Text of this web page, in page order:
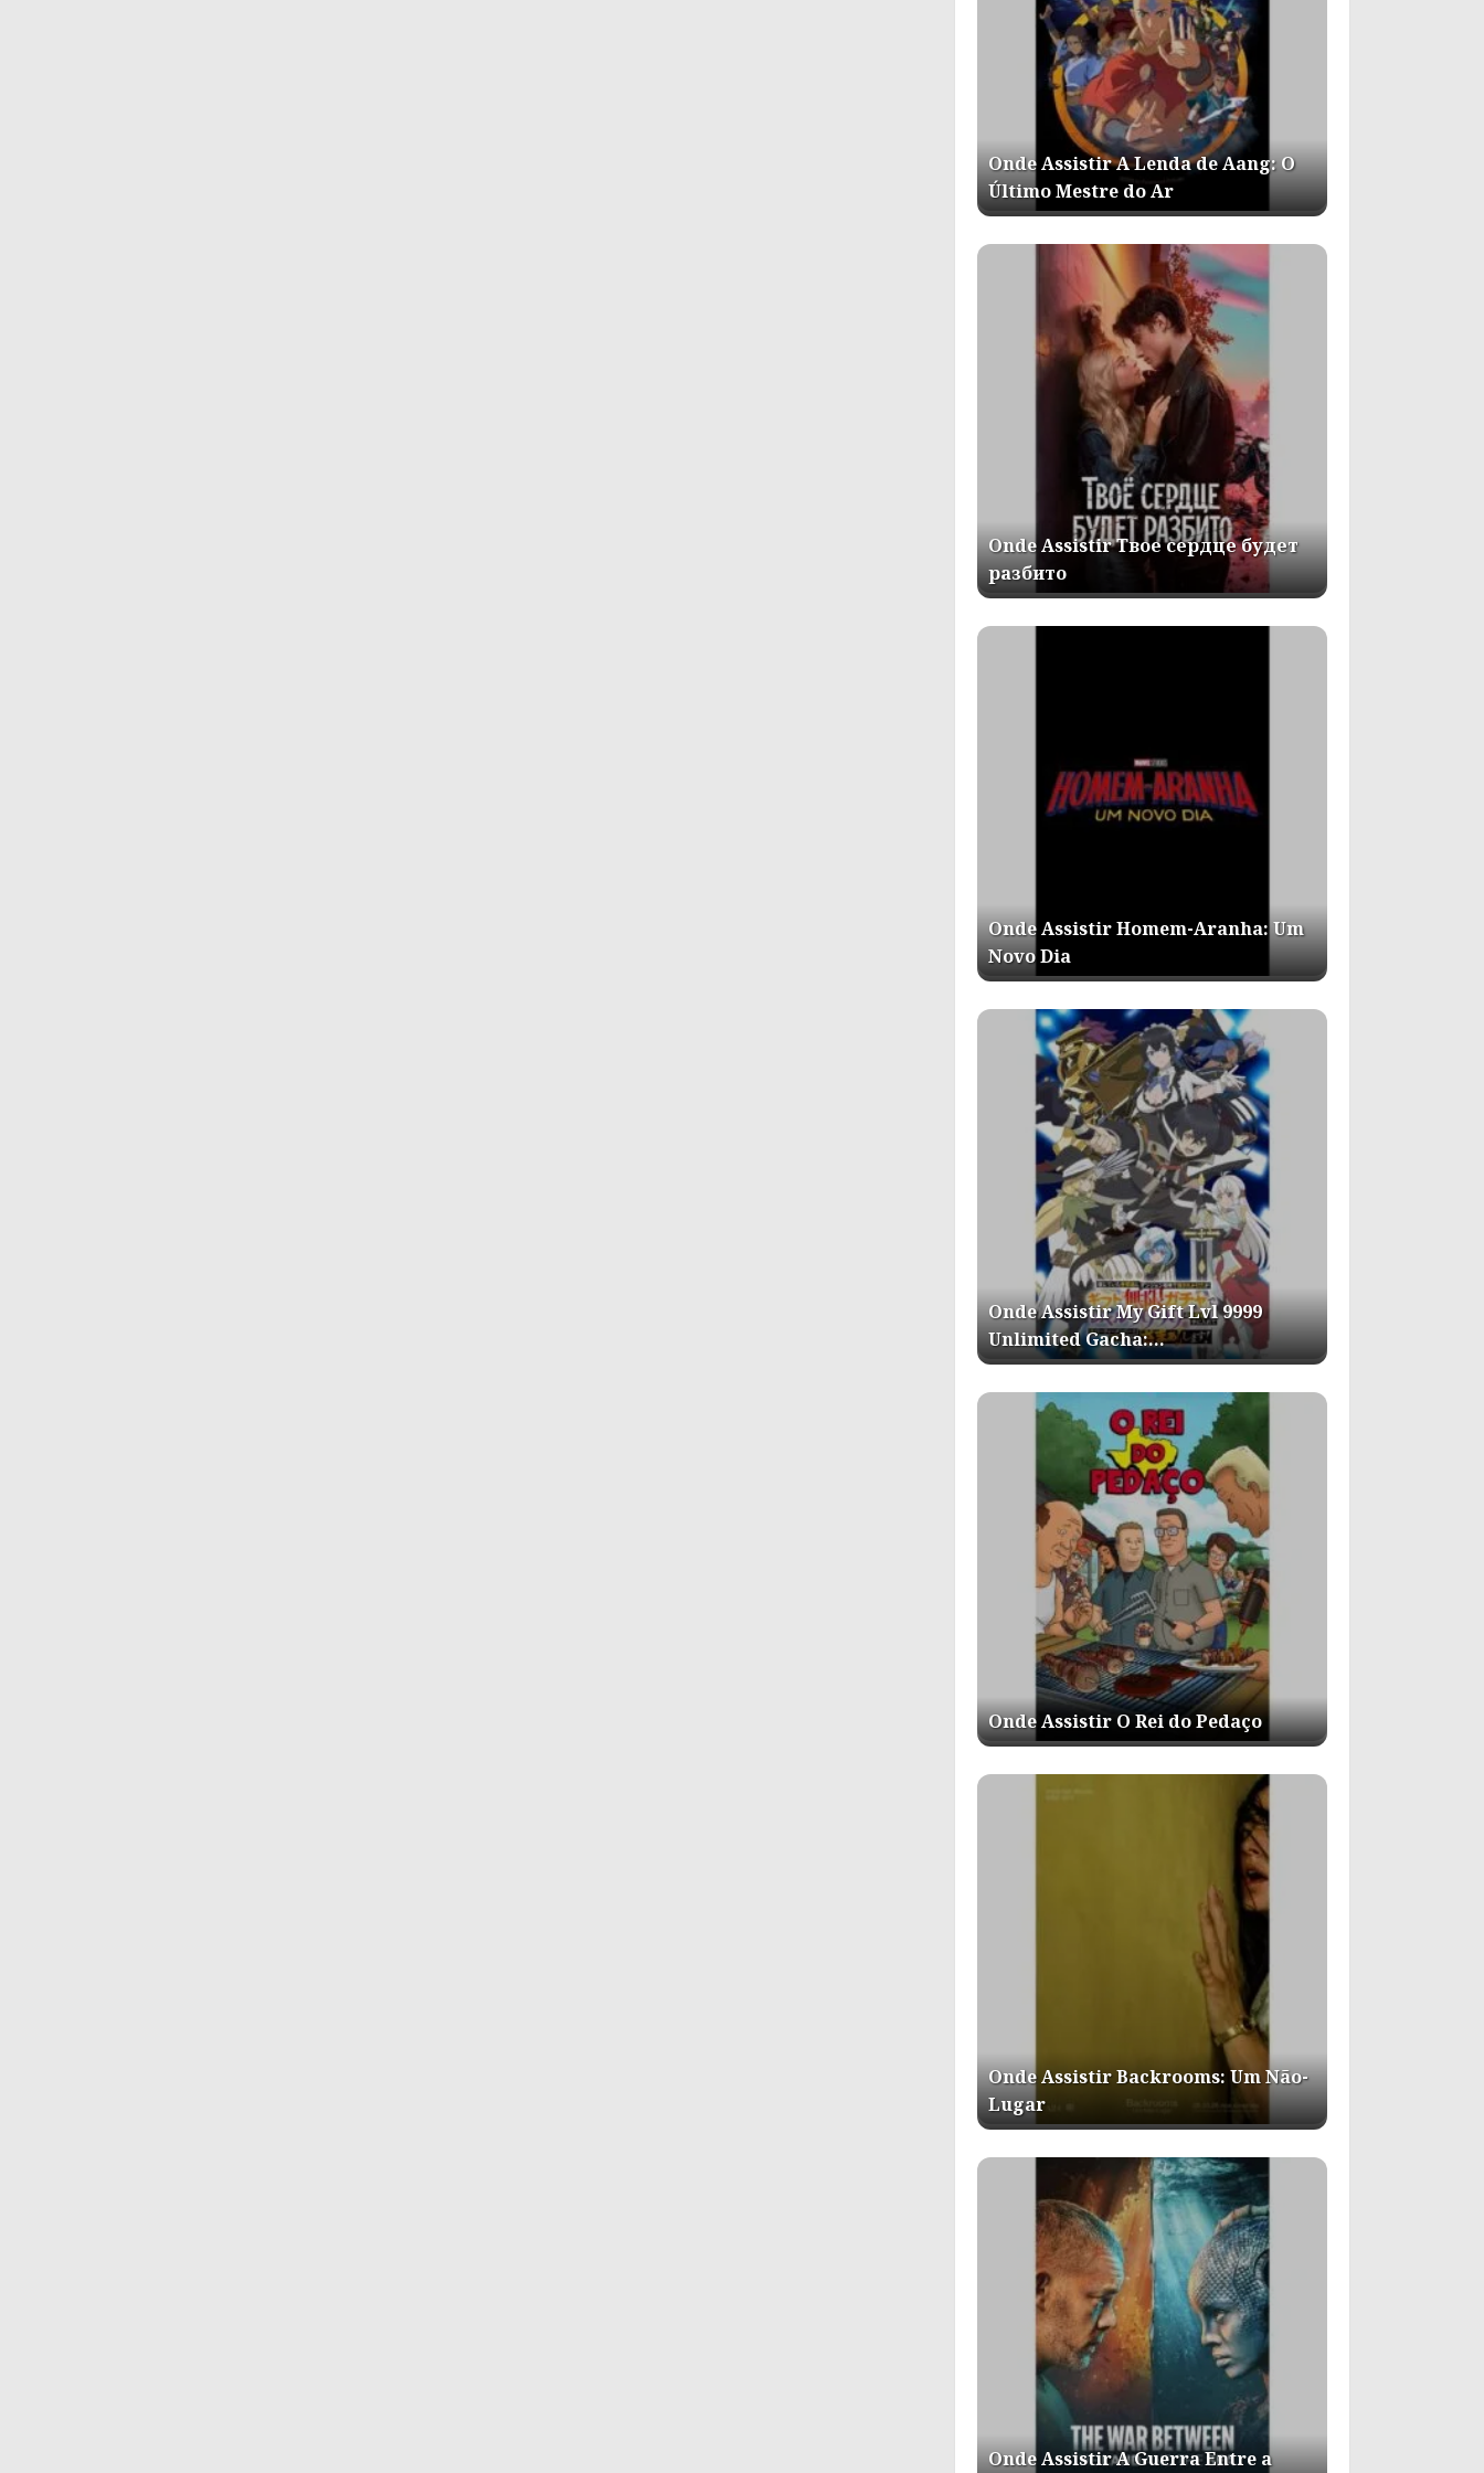
Onde Assistir A Lenda de Aang: O
Último Mestre do Ar
Onde Assistir Твое сердце будет
разбито
Onde Assistir Homem-Aranha: Um
Novo Dia
Onde Assistir My Gift Lvl 9999
Unlimited Gacha:…
Onde Assistir O Rei do Pedaço
Onde Assistir Backrooms: Um Não-
Lugar
Onde Assistir A Guerra Entre a